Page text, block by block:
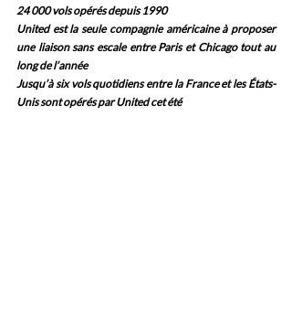
24 000 vols opérés depuis 1990
United est la seule compagnie américaine à proposer
une liaison sans escale entre Paris et Chicago tout au
long de l’année
Jusqu’à six vols quotidiens entre la France et les États-
Unis sont opérés par United cet été